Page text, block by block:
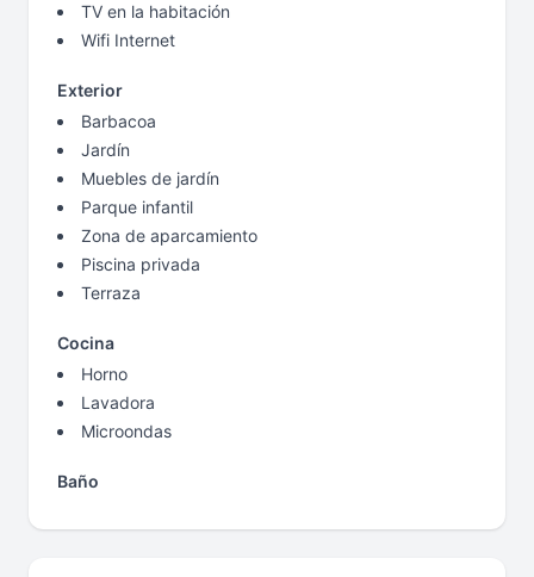
TV en la habitación
Wifi Internet
Exterior
Barbacoa
Jardín
Muebles de jardín
Parque infantil
Zona de aparcamiento
Piscina privada
Terraza
Cocina
Horno
Lavadora
Microondas
Baño